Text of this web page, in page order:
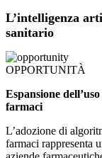
L’intelligenza
sanitario
OPPORTUNITÀ
Espansione
farmaci
L’adozione di
farmaci rappresenta